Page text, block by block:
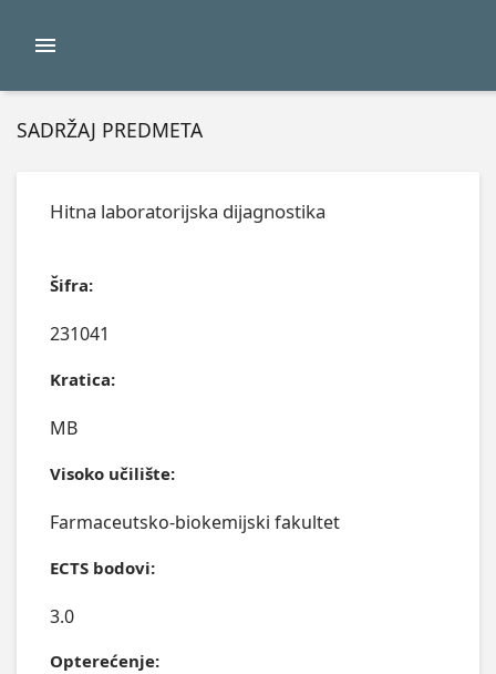
SADRŽAJ PREDMETA
Hitna laboratorijska dijagnostika
Šifra:
231041
Kratica:
MB
Visoko učilište:
Farmaceutsko-biokemijski fakultet
ECTS bodovi:
3.0
Opterećenje: